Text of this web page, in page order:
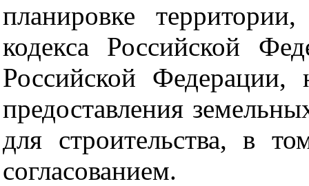
планировке территории,
кодекса Российской
Российской Федерации,
предоставления
для строительства, в
согласованием.